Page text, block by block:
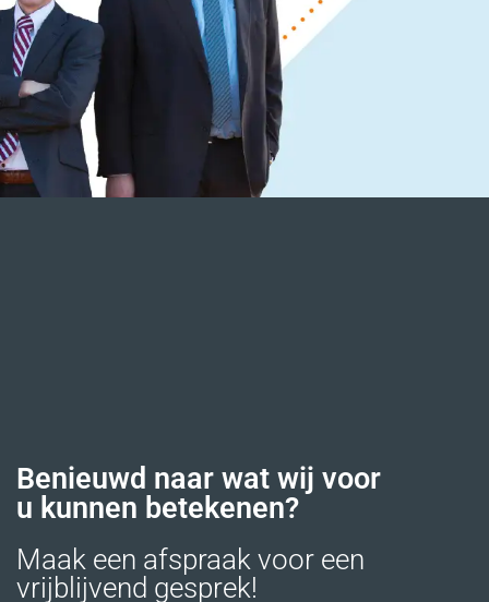
Benieuwd naar wat wij voor
u kunnen betekenen?
Maak een afspraak voor een
vrijblijvend gesprek!